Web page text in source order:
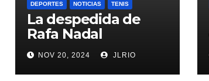
DEPORTES NOTICIAS TENIS
La despedida de
Rafa Nadal
NOV 20, 2024 JLRIO